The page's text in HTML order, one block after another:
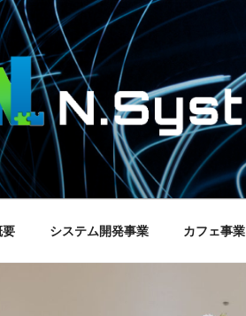
会社N.Systemのコーポレートサイト
要 システム開発事業 カフェ事業